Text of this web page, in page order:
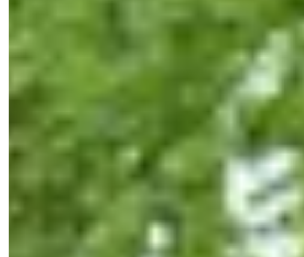
Rurange-lès-Thionville
57 - Moselle
¿Asfalto, bocinas e intersecciones? Muy
corremos por el bosque, al aire libre, con
veces, un perro como compañero de
Qué encontrarás allí:
• Recorridos para todos los terneros: 5,
quieres pasear, galopar o batir tu récord